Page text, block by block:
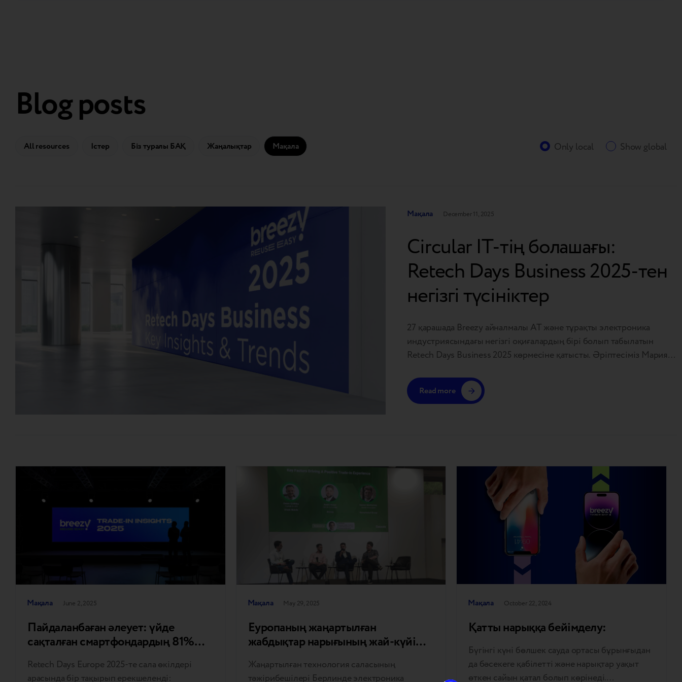
Blog posts
All resources Істер Біз туралы БАҚ Жаңалықтар Мақала Only local Show global
Мақала December 11, 2025
Circular IT-тің болашағы:
Retech Days Business 2025-тен
негізгі түсініктер
27 қарашада Breezy айналмалы АТ және тұрақты электроника
индустриясындағы негізгі оқиғалардың бірі болып табылатын
Retech Days Business 2025 көрмесіне қатысты. Әріптесіміз Мария
мерзімі біткен жабдықты басқару, сапаны стандарттау және
жаңартылған құрылғыларға сенімділікті арттыру бойынша
Read more
Мақала June 2, 2025
Пайдаланбаған әлеует: үйде
сақталған смартфондардың 81%
Еуропа нарығы туралы не айтады
Retech Days Europe 2025-те сала өкілдері
арасында бір тақырып ерекшеленді:
Мақала May 29, 2025
Еуропаның жаңартылған
жабдықтар нарығының жай-күйі
туралы ешбір
Жаңартылған технология саласының
тәжірибешілері Берлинде электроника
Мақала October 22, 2024
Қатты нарыққа бейімделу:
Бүгінгі күні бөлшек сауда ортасы бұрынғыдан
да бәсекеге қабілетті және нарықтар уақыт
өткен сайын қатал болып көрінеді.